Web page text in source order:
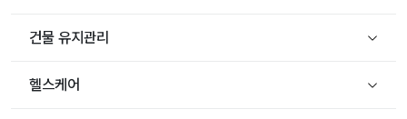
건물 유지관리
헬스케어